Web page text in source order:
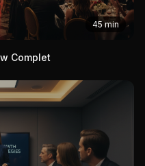
45 min
Complet